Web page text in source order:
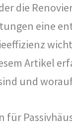
die
eine
Artikel
und
für